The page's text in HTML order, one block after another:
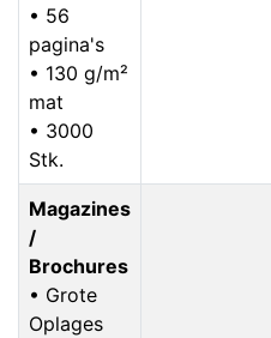
• 56
pagina's
• 130 g/m²
mat
• 3000
Stk.
Magazines
/
Brochures
• Grote
Oplages